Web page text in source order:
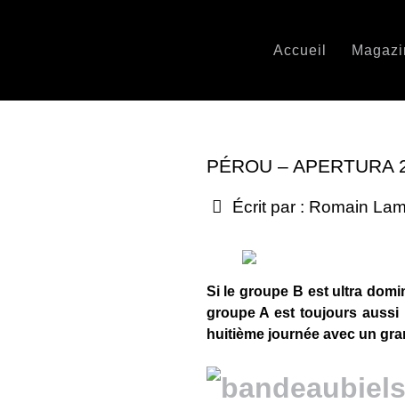
Accueil
PÉROU – APERTURA
Écrit par : Romain
Si le groupe B est ultra
groupe A est toujours
huitième journée avec un